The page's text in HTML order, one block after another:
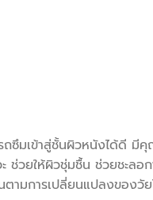
ถซึมเข้าสู่ชั้นผิวหนังได้ดี
วยให้ผิวชุ่มชื้น ช่วยชะลอ
ามการเปลี่ยนแปลงของวั